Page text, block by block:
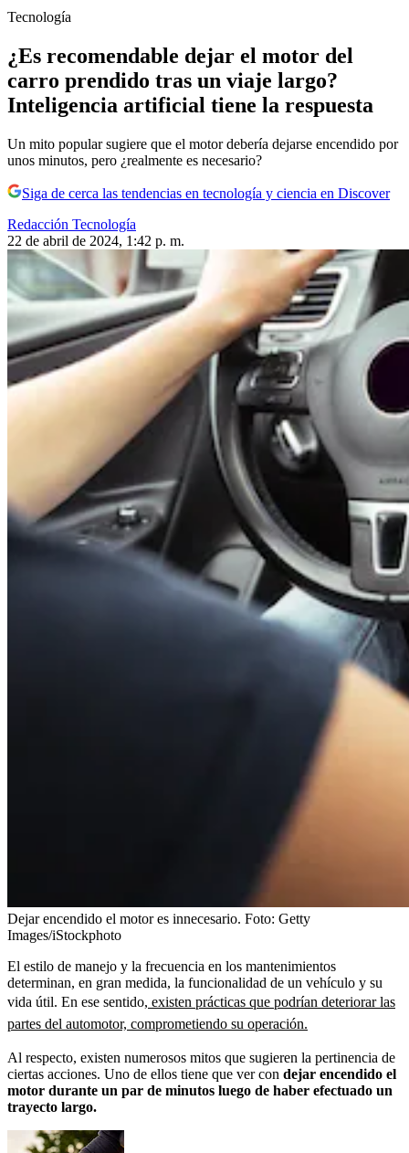
Tecnología
¿Es recomendable dejar el motor del
carro prendido tras un viaje largo?
Inteligencia artificial tiene la respuesta
Un mito popular sugiere que el motor debería dejarse encendido por
unos minutos, pero ¿realmente es necesario?
Siga de cerca las tendencias en tecnología y ciencia en Discover
Redacción Tecnología
22 de abril de 2024, 1:42 p. m.
Dejar encendido el motor es innecesario. Foto: Getty
Images/iStockphoto
El estilo de manejo y la frecuencia en los mantenimientos
determinan, en gran medida, la funcionalidad de un vehículo y su
vida útil. En ese sentido, existen prácticas que podrían deteriorar las
partes del automotor, comprometiendo su operación.
Al respecto, existen numerosos mitos que sugieren la pertinencia de
ciertas acciones. Uno de ellos tiene que ver con dejar encendido el
motor durante un par de minutos luego de haber efectuado un
trayecto largo.